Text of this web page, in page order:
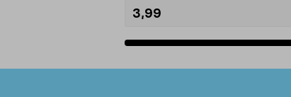
3,99